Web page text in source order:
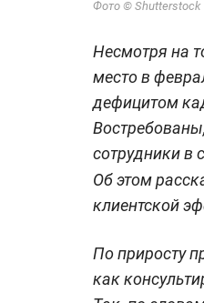
Фото © Shutterstock
Несмотря на
место в
дефицитом
сотрудники в
Об этом
клиентской
По приросту
как